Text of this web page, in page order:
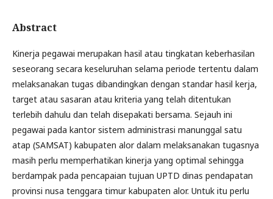
Abstract
Kinerja pegawai merupakan hasil atau tingkatan keberhasilan
seseorang secara keseluruhan selama periode tertentu dalam
melaksanakan tugas dibandingkan dengan standar hasil kerja,
target atau sasaran atau kriteria yang telah ditentukan
terlebih dahulu dan telah disepakati bersama. Sejauh ini
pegawai pada kantor sistem administrasi manunggal satu
atap (SAMSAT) kabupaten alor dalam melaksanakan tugasnya
masih perlu memperhatikan kinerja yang optimal sehingga
berdampak pada pencapaian tujuan UPTD dinas pendapatan
provinsi nusa tenggara timur kabupaten alor. Untuk itu perlu